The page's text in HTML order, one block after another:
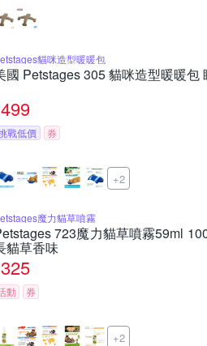
貓咪造型暖暖包
國 Petstages 305 貓咪造型暖暖
499
戰低價 券
+2
魔力貓草噴霧
723魔力貓草噴霧59ml
貓草香味
325
動 券
+2